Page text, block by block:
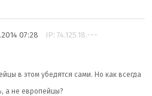
07:28 IP: 74.125.18.---
в этом убедятся сами. Но как всегда
а не европейцы?